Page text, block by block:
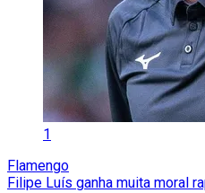
1
Flamengo
Filipe Luís ganha muita moral